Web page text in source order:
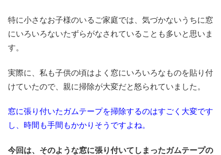
特に小さなお子様のいるご家庭では、気づかないうちに窓
にいろいろないたずらがなされていることも多いと思いま
す。
実際に、私も子供の頃はよく窓にいろいろなものを貼り付
けていたので、親に掃除が大変だと怒られていました。
窓に張り付いたガムテープを掃除するのはすごく大変です
し、時間も手間もかかりそうですよね。
今回は、そのような窓に張り付いてしまったガムテープの